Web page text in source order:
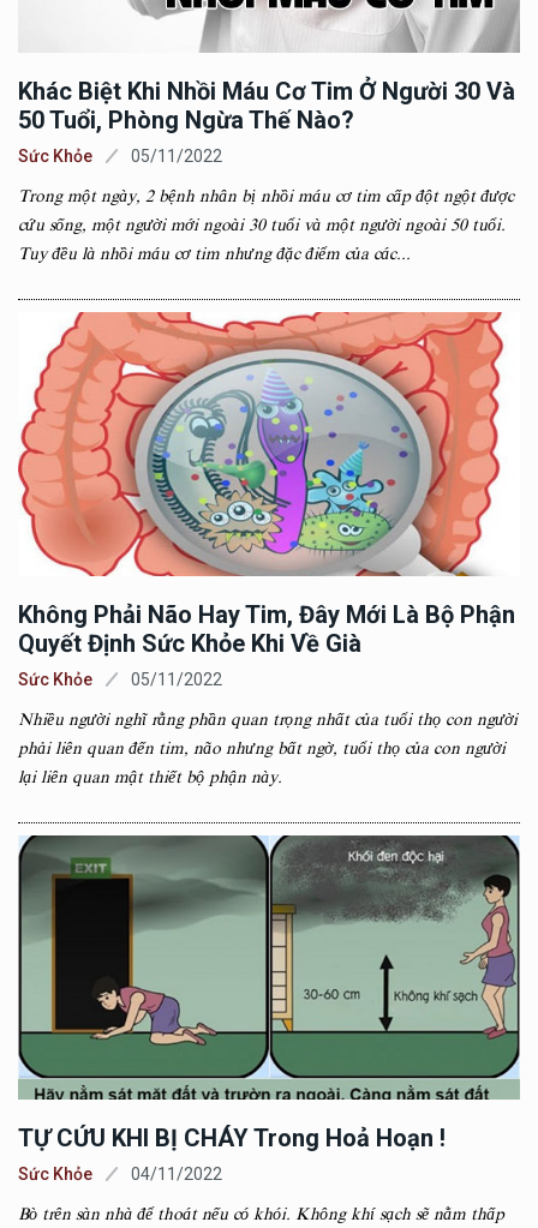
Khác Biệt Khi Nhồi Máu Cơ Tim Ở Người 30 Và
50 Tuổi, Phòng Ngừa Thế Nào?
Sức Khỏe 05/11/2022
Trong một ngày, 2 bệnh nhân bị nhồi máu cơ tim cấp đột ngột được
cứu sống, một người mới ngoài 30 tuổi và một người ngoài 50 tuổi.
Tuy đều là nhồi máu cơ tim nhưng đặc điểm của các...
Không Phải Não Hay Tim, Đây Mới Là Bộ Phận
Quyết Định Sức Khỏe Khi Về Già
Sức Khỏe 05/11/2022
Nhiều người nghĩ rằng phần quan trọng nhất của tuổi thọ con người
phải liên quan đến tim, não nhưng bất ngờ, tuổi thọ của con người
lại liên quan mật thiết bộ phận này.
TỰ CỨU KHI BỊ CHÁY Trong Hoả Hoạn !
Sức Khỏe 04/11/2022
Bò trên sàn nhà để thoát nếu có khói. Không khí sạch sẽ nằm thấp